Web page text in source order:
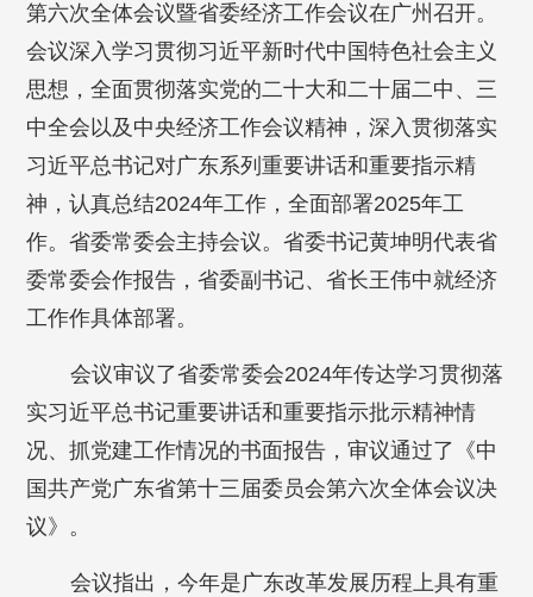
第六次全体会议暨省委经济工作会议在广州召开。
会议深入学习贯彻习近平新时代中国特色社会主义
思想，全面贯彻落实党的二十大和二十届二中、三
中全会以及中央经济工作会议精神，深入贯彻落实
习近平总书记对广东系列重要讲话和重要指示精
神，认真总结2024年工作，全面部署2025年工
作。省委常委会主持会议。省委书记黄坤明代表省
委常委会作报告，省委副书记、省长王伟中就经济
工作作具体部署。
会议审议了省委常委会2024年传达学习贯彻落
实习近平总书记重要讲话和重要指示批示精神情
况、抓党建工作情况的书面报告，审议通过了《中
国共产党广东省第十三届委员会第六次全体会议决
议》。
会议指出，今年是广东改革发展历程上具有重